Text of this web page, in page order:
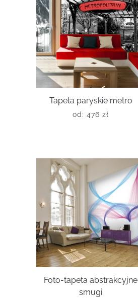
Tapeta paryskie metro
od: 476 zł
Foto-tapeta abstrakcyjne
smugi